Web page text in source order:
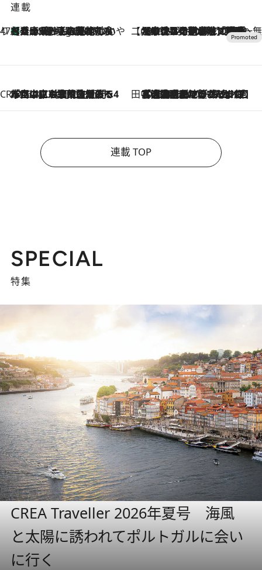
連載
47都道府県の手みやげ ひんやりスイーツで夏を満喫
6 Hours Ago
【兵庫県】この夏絶対食べたい 冷やしておいしいおやつ3選 淡路島の恵みをジェラートに集約 【CREA×星野リゾート】唯一無二。癒しと発見が待つ場所へ
2026.8.7
【トンボの足水浴】ヒノキの香りに包まれて涼感マックス！約13℃の湧水かけ流しを避暑地「星野温泉 トンボの湯」で体験
CREA'S CHOICE
2026.8.7
「立川にも歌舞伎があるんだよ」 片岡仁左衛門・市川中車ら豪華座組みで4年目の立川立飛歌舞伎へ 田中稲の勝手に再ブーム
2026.8.7
「湘南乃風に憧れて」観客大盛上がりの“タオル回し”に、ラッパー顔負けの高速歌唱まで…さだまさし（74）のアグレッシブすぎる現在地
連載 TOP
SPECIAL
特集
CREA Traveller 2026年夏号 海風
と太陽に誘われてポルトガルに会い
に行く